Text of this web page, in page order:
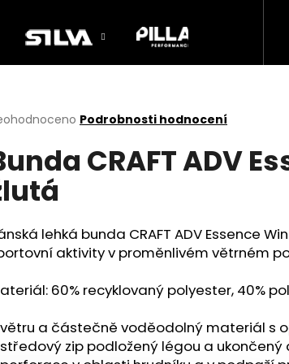
Podrobnosti hodnocení
CRAFT ADV
lehká bunda CRAFT ADV Essence
aktivity v proměnlivém větrném
60% recyklovaný polyester, 40%
a částečně voděodolný materiál s
zip podložený légou a
HLEDAT